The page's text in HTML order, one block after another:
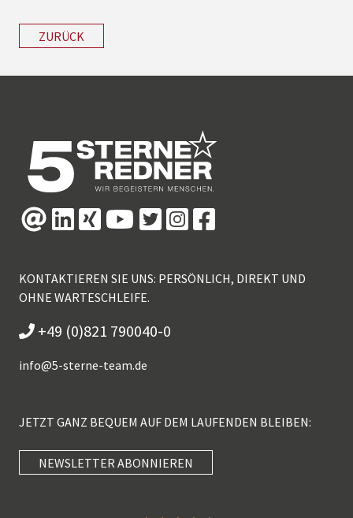
ZURÜCK
KONTAKTIEREN SIE UNS: PERSÖNLICH, DIREKT UND
OHNE WARTESCHLEIFE.
+49 (0)821 790040-0
info@5-sterne-team.de
JETZT GANZ BEQUEM AUF DEM LAUFENDEN BLEIBEN:
NEWSLETTER ABONNIEREN